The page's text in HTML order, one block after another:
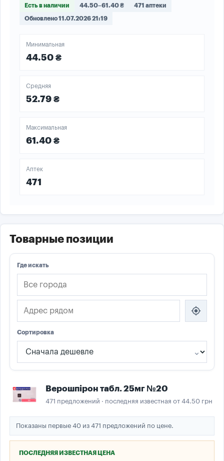
Есть в наличии 44.50–61.40 ₴ 471 аптеки
Обновлено 11.07.2026 21:19
Минимальная
44.50 ₴
Средняя
52.79 ₴
Максимальная
61.40 ₴
Аптек
471
Товарные позиции
Где искать
Сортировка
my_location
Верошпірон табл. 25мг №20
471 предложений · последняя известная от 44.50 грн
Показаны первые 40 из 471 предложений по цене.
ПОСЛЕДНЯЯ ИЗВЕСТНАЯ ЦЕНА